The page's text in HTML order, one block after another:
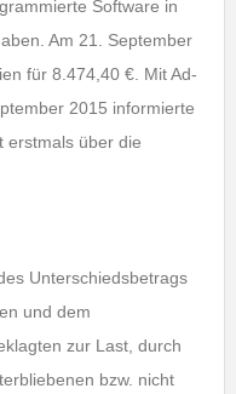
Software in
Am 21. September
für 8.474,40 €. Mit Ad-
2015 informierte
erstmals über die
Unterschiedsbetrags
und dem
zur Last, durch
bzw. nicht